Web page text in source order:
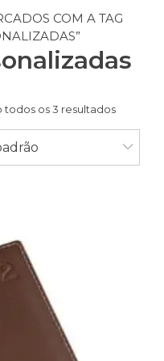
COM A TAG
todos os 3 resultados